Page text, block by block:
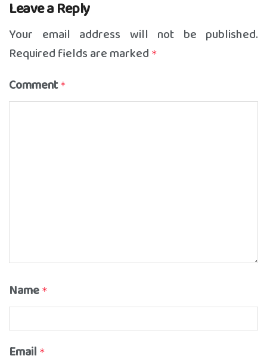
Leave a Reply
Your email address will not be published.
Required fields are marked *
Comment *
Name *
Email *